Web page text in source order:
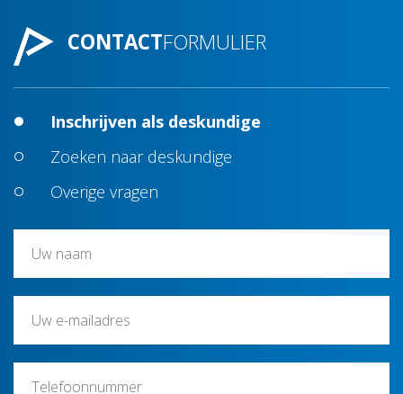
CONTACTFORMULIER
Inschrijven als deskundige
Zoeken naar deskundige
Overige vragen